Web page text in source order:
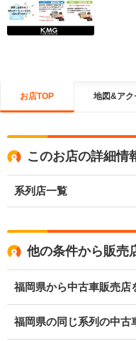
お店TOP 地図&アク
このお店の詳細情
系列店一覧
他の条件から販売
福岡県から中古車販売店
福岡県の同じ系列の中古